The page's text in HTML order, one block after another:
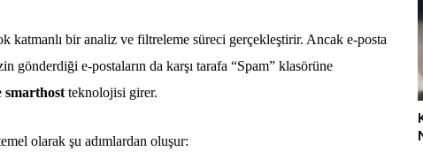
bir analiz ve filtreleme süreci gerçekleştirir. Ancak e-posta
e-postaların da karşı tarafa “Spam” klasörüne
smarthostteknolojisi girer.
olarak şu adımlardan oluşur: